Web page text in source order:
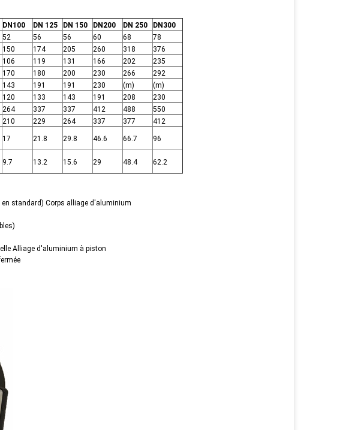
DN100 DN 125 DN 150 DN200 DN 250
DN300
52 56 56 60 68
78
150 174 205 260 318
376
106 119 131 166 202
235
170 180 200 230 266
292
143 191 191 230 (m)
(m)
120 133 143 191 208
230
264 337 337 412 488
550
210 229 264 337 377
412
17 21.8 29.8 46.6 66.7 96
9.7 13.2 15.6 29 48.4 62.2
standard) Corps alliage d'aluminium
Alliage d'aluminium à piston